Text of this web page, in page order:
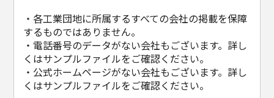
・各工業団地に所属するすべての会社の掲載を保障
するものではありません。
・電話番号のデータがない会社もございます。詳し
くはサンプルファイルをご確認ください。
・公式ホームページがない会社もございます。詳し
くはサンプルファイルをご確認ください。